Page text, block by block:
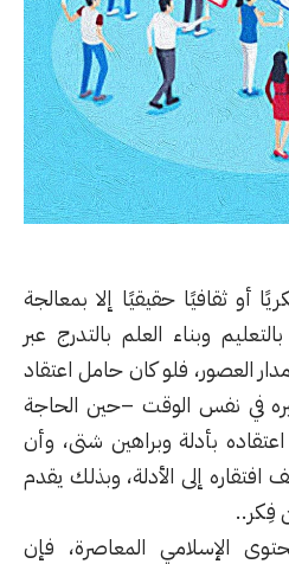
أو ثقافيًا حقيقيًا إلا بمعالجة
وبناء العلم بالتدرج عبر
العصور، فلو كان حامل اعتقاد
في نفس الوقت –حين الحاجة
بأدلة وبراهين شتى، وأن
إلى الأدلة، وبذلك يقدم
فِكر..
الإسلامي المعاصرة، فإن